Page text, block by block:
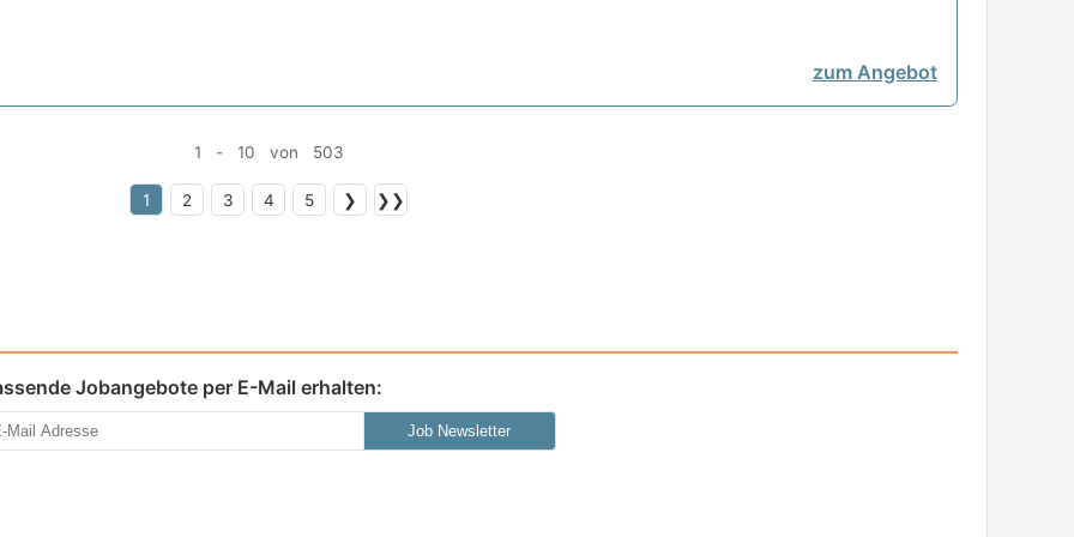
zum Angebot
1 - 10 von 503
1 2 3 4 5 ❯ ❯❯
Jobangebote per E-Mail erhalten:
Job Newsletter